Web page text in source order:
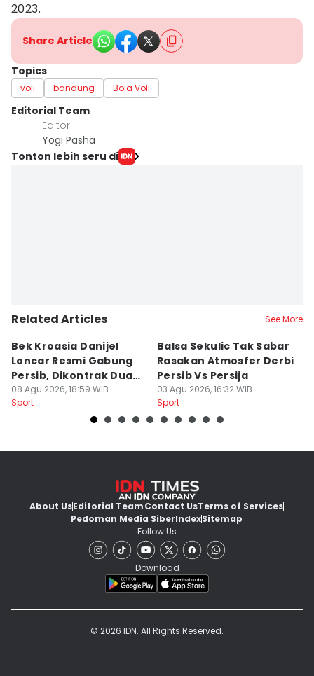
2023.
Share Article
Topics
voli bandung Bola Voli
Editorial Team
Editor
Yogi Pasha
Tonton lebih seru di
Related Articles See More
Bek Kroasia Danijel
Loncar Resmi Gabung
Persib, Dikontrak Dua
Musim
08 Agu 2026, 18:59 WIB
Sport
Balsa Sekulic Tak Sabar
Rasakan Atmosfer Derbi
Persib Vs Persija
03 Agu 2026, 16:32 WIB
Sport
About UsEditorial TeamContact UsTerms of Services
Pedoman Media SiberIndexSitemap
Follow Us
Download
© 2026 IDN. All Rights Reserved.